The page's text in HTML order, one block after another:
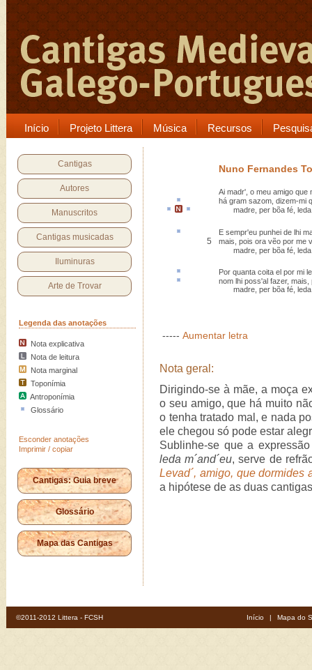
Início Projeto Littera Música Recursos
Cantigas
Autores
Manuscritos
Cantigas musicadas
Iluminuras
Arte de Trovar
Legenda das anotações
Nota explicativa
Nota de leitura
Nota marginal
Toponímia
Antroponímia
Glossário
Esconder anotações
Imprimir / copiar
Cantigas: Guia breve
Glossário
Mapa das Cantigas
Nuno Fernandes
Ai madr', o meu amigo que
há gram sazom , dizem-mi
madre, per bõa fé leda
E sempr'eu punhei de lhi
5
mais, pois ora vẽo por me
madre, per bõa fé, leda
Por quanta coita el por mi
nom lhi poss'al fazer, mais,
madre, per bõa fé, leda
----- Aumentar letra
Nota geral:
Dirigindo-se à mãe, a moça
o seu amigo, que há muito
o tenha tratado mal, e nada
ele chegou só pode estar
Sublinhe-se que a
leda m´and´eu, serve de
Levad´, amigo, que dormides
a hipótese de as duas
©2011-2012 Littera - FCSH Início | Mapa do